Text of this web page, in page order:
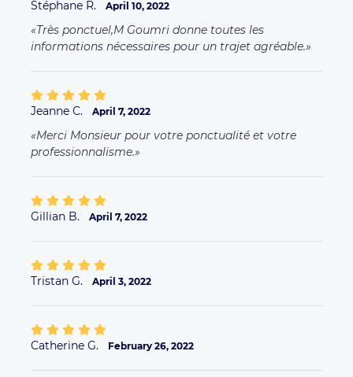
Stéphane R. April 10, 2022
Très ponctuel,M Goumri donne toutes les
informations nécessaires pour un trajet agréable.
Jeanne C. April 7, 2022
Merci Monsieur pour votre ponctualité et votre
professionnalisme.
Gillian B. April 7, 2022
Tristan G. April 3, 2022
Catherine G. February 26, 2022